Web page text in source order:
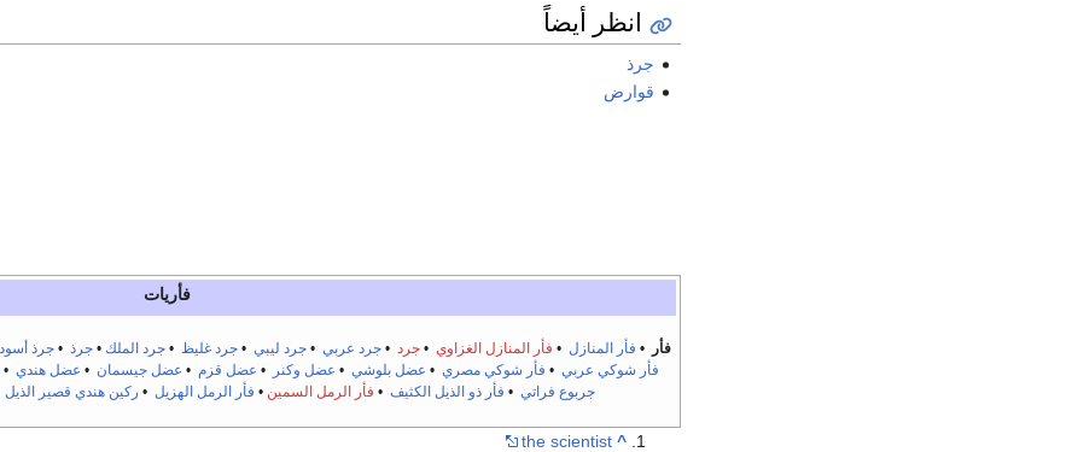
انظر أيضاً
جرذ
قوارض
فأريات
فأر • فأر المنازل • فأر المنازل الغزاوي • جرد • جرد عربي • جرد ليبي • جرد غليظ • جرد الملك • جرذ • جرذ أسود
فأر شوكي عربي • فأر شوكي مصري • عضل بلوشي • عضل وكنر • عضل قزم • عضل جيسمان • عضل هندي •
جربوع فراتي • فأر ذو الذيل الكثيف • فأر الرمل السمين • فأر الرمل الهزيل • ركين هندي قصير الذيل
^
the scientist